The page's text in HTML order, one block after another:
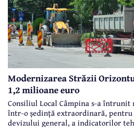
Modernizarea Străzii
1,2 milioane euro
Consiliul Local Câmpina s-a
într-o ședință extraordinară, pentru
devizului general, a indicatorilor